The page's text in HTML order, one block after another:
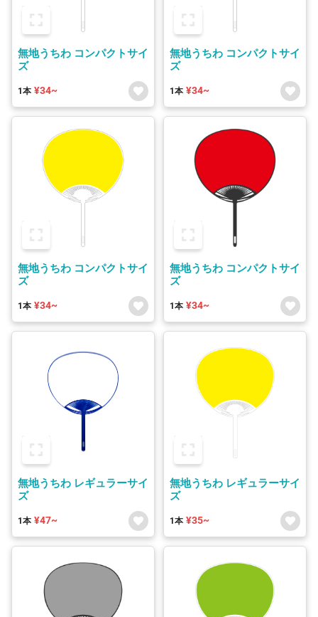
無地うちわ コンパクトサイ
ズ
1本 ¥34~
無地うちわ コンパクトサイ
ズ
1本 ¥34~
無地うちわ コンパクトサイ
ズ
1本 ¥34~
無地うちわ コンパクトサイ
ズ
1本 ¥34~
無地うちわ レギュラーサイ
ズ
1本 ¥47~
無地うちわ レギュラーサイ
ズ
1本 ¥35~